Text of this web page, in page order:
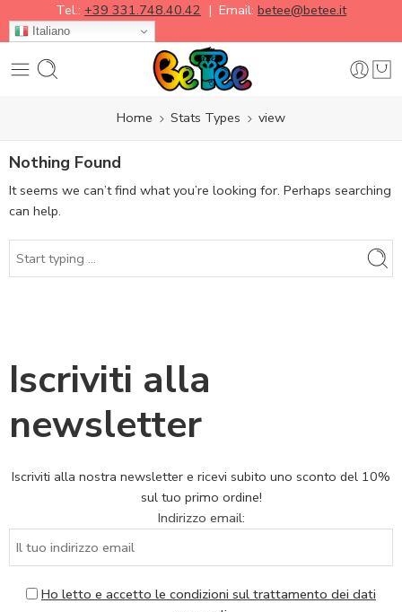
Tel.: +39 331.748.40.42 | Email: betee@betee.it
Italiano
Home Stats Types view
Nothing Found
It seems we can’t find what you’re looking for. Perhaps searching
can help.
Iscriviti alla
newsletter
Iscriviti alla nostra newsletter e ricevi subito uno sconto del 10%
sul tuo primo ordine!
Indirizzo email:
Ho letto e accetto le condizioni sul trattamento dei dati